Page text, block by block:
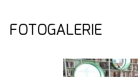
FOTOGALERIE